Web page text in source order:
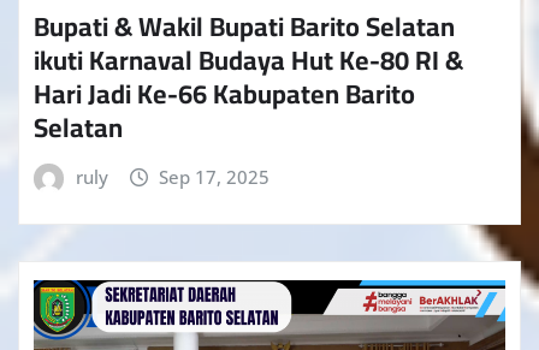
Bupati & Wakil Bupati Barito Selatan
ikuti Karnaval Budaya Hut Ke-80 RI &
Hari Jadi Ke-66 Kabupaten Barito
Selatan
ruly Sep 17, 2025